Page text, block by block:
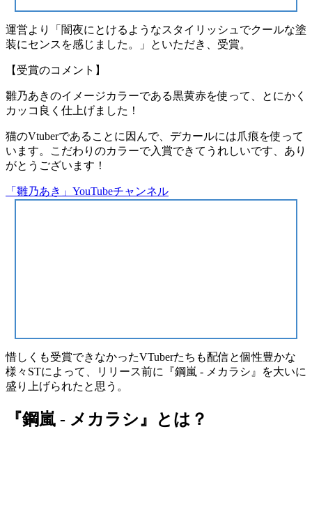
運営より「闇夜にとけるようなスタイリッシュでクールな塗
装にセンスを感じました。」といただき、受賞。
【受賞のコメント】
雛乃あきのイメージカラーである黒黄赤を使って、とにかく
カッコ良く仕上げました！
猫のVtuberであることに因んで、デカールには爪痕を使って
います。こだわりのカラーで入賞できてうれしいです、あり
がとうございます！
「雛乃あき」YouTubeチャンネル
惜しくも受賞できなかったVTuberたちも配信と個性豊かな
様々STによって、リリース前に『鋼嵐 - メカラシ』を大いに
盛り上げられたと思う。
『鋼嵐 - メカラシ』とは？